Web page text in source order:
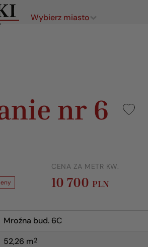
Wybierz miasto
nr 6
CENA ZA METR KW.
10 700 PLN
Mroźna bud. 6C
52,26 m2